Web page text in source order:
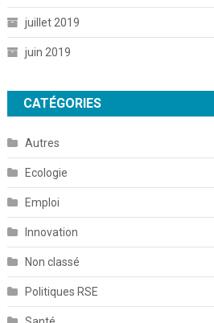
juillet 2019
juin 2019
CATÉGORIES
Autres
Ecologie
Emploi
Innovation
Non classé
Politiques RSE